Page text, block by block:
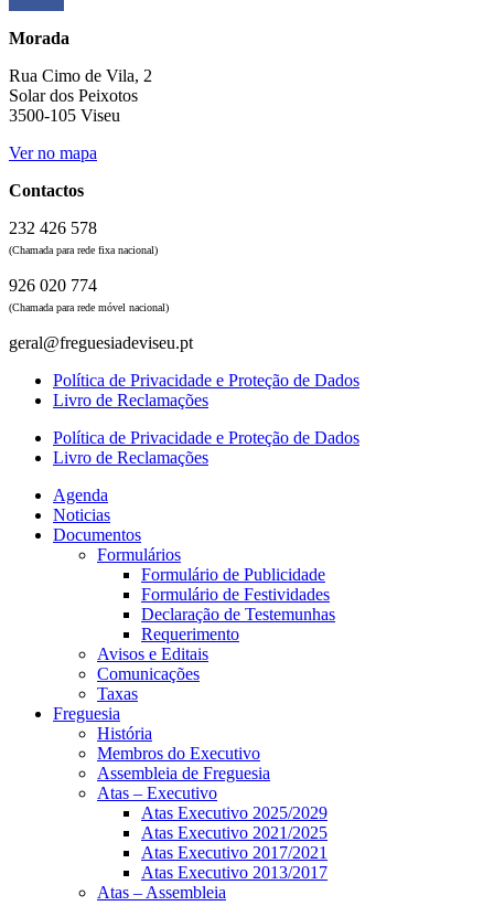
Morada
Rua Cimo de Vila, 2
Solar dos Peixotos
3500-105 Viseu
Ver no mapa
Contactos
232 426 578
(Chamada para rede fixa nacional)
926 020 774
(Chamada para rede móvel nacional)
geral@freguesiadeviseu.pt
Política de Privacidade e Proteção de Dados
Livro de Reclamações
Política de Privacidade e Proteção de Dados
Livro de Reclamações
Agenda
Noticias
Documentos
Formulários
Formulário de Publicidade
Formulário de Festividades
Declaração de Testemunhas
Requerimento
Avisos e Editais
Comunicações
Taxas
Freguesia
História
Membros do Executivo
Assembleia de Freguesia
Atas – Executivo
Atas Executivo 2025/2029
Atas Executivo 2021/2025
Atas Executivo 2017/2021
Atas Executivo 2013/2017
Atas – Assembleia